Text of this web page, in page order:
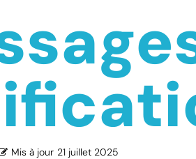
Mis à jour 21 juillet 2025